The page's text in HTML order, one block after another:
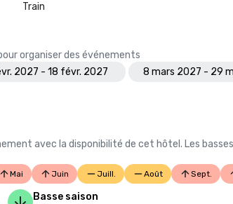
Train
organiser des événements
2027 - 18 févr. 2027
8 mars 2027 - 29
avec la disponibilité de cet hôtel. Les
Mai Juin Juill. Août Sept.
Basse saison